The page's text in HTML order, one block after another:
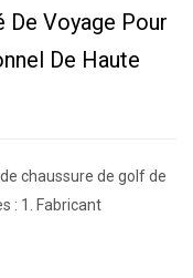
De Voyage Pour
De Haute
chaussure de golf de
: 1. Fabricant